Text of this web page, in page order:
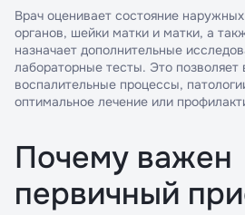
Врач оценивает состояние
органов, шейки матки и матки, а
назначает дополнительные
лабораторные тесты. Это позволяет
воспалительные процессы,
оптимальное лечение или
Почему важен
первичный